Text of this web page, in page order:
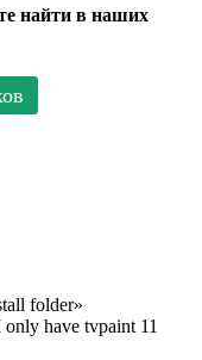
найти в наших
folder»
have tvpaint 11